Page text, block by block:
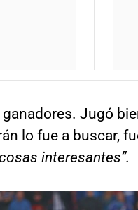
Jugó
lo fue a buscar,
interesantes”.